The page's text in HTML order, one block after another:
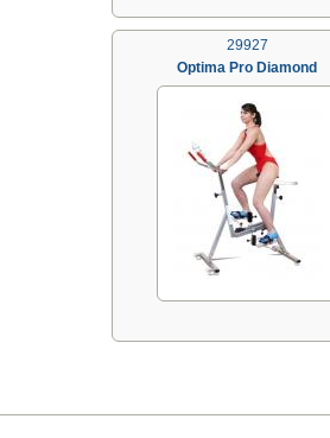
29927
Optima Pro Diamond